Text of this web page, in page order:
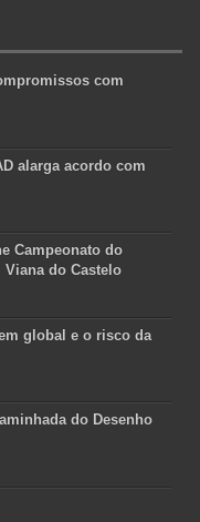
com
alarga acordo com
Campeonato do
Viana do Castelo
global e o risco da
do Desenho